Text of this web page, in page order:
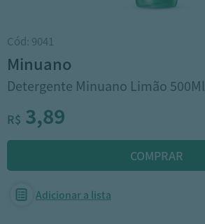
Cód: 9041
minuano
Detergente Minuano Limão 500Ml
R$ 3,89
Adicionar a lista